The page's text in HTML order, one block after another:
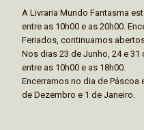
A Livraria Mundo Fantasma
entre as 10h00 e as 20h00.
Feriados, continuamos
Nos dias 23 de Junho, 24 e
entre as 10h00 e as 18h00.
Encerramos no dia de Páscoa
de Dezembro e 1 de Janeiro.